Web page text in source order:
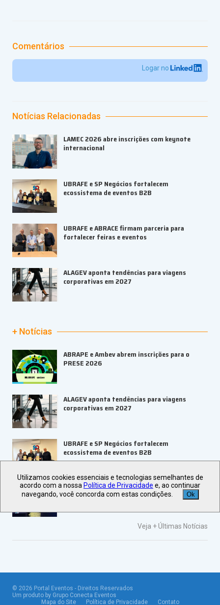
Comentários
Logar no
Notícias Relacionadas
LAMEC 2026 abre inscrições com keynote
internacional
UBRAFE e SP Negócios fortalecem
ecossistema de eventos B2B
UBRAFE e ABRACE firmam parceria para
fortalecer feiras e eventos
ALAGEV aponta tendências para viagens
corporativas em 2027
+ Notícias
ABRAPE e Ambev abrem inscrições para o
PRESE 2026
ALAGEV aponta tendências para viagens
corporativas em 2027
UBRAFE e SP Negócios fortalecem
ecossistema de eventos B2B
ABIH-SP orienta setor hoteleiro sobre
tributação e precificação
Veja +Últimas Notícias
© 2026 Portal Eventos - Direitos Reservados
Um produto by Grupo Conecta Eventos
Mapa do Site
Política de Privacidade Contato
Utilizamos cookies essenciais e tecnologias semelhantes de
acordo com a nossa Política de Privacidade e, ao continuar
navegando, você concorda com estas condições.
Ok